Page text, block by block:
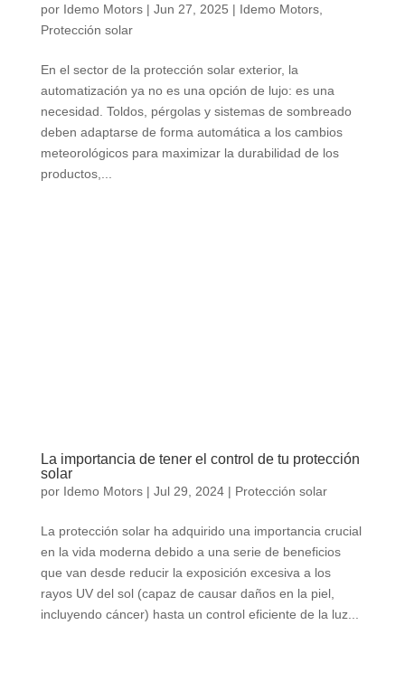
por Idemo Motors| Jun 27, 2025 | Idemo Motors,
Protección solar
En el sector de la protección solar exterior, la
automatización ya no es una opción de lujo: es una
necesidad. Toldos, pérgolas y sistemas de sombreado
deben adaptarse de forma automática a los cambios
meteorológicos para maximizar la durabilidad de los
productos,...
La importancia de tener el control de tu protección
solar
por Idemo Motors| Jul 29, 2024| Protección solar
La protección solar ha adquirido una importancia crucial
en la vida moderna debido a una serie de beneficios
que van desde reducir la exposición excesiva a los
rayos UV del sol (capaz de causar daños en la piel,
incluyendo cáncer) hasta un control eficiente de la luz...